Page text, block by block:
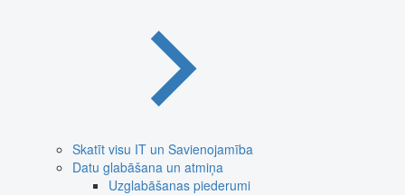
Skatīt visu IT un Savienojamība
Datu glabāšana un atmiņa
Uzglabāšanas piederumi